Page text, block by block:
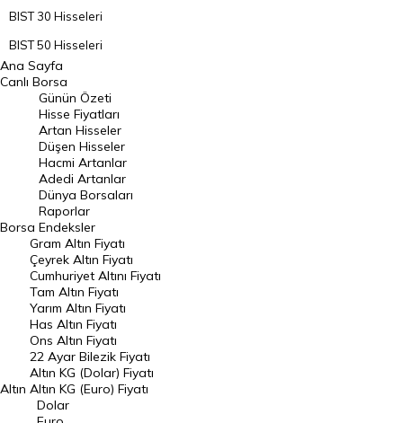
BIST 30 Hisseleri
BIST 50 Hisseleri
BIST 100 Hisseleri
En Çok Artan Hisseler
En Çok Düşen Hisseler
Hacmi Artanlar
Geçmiş Kapanışlar
Dünya Borsaları
Raporlar
Endeksler
DÖVİZ
Döviz Kuru
Dolar Kuru
Euro Kuru
Ana Sayfa
Canlı Borsa
Borsa
Günün Özeti
Hisse Fiyatları
Artan Hisseler
Düşen Hisseler
Hacmi Artanlar
Adedi Artanlar
Dünya Borsaları
Raporlar
Endeksler
Altın
Gram Altın Fiyatı
Çeyrek Altın Fiyatı
Cumhuriyet Altını Fiyatı
Tam Altın Fiyatı
Yarım Altın Fiyatı
Has Altın Fiyatı
Ons Altın Fiyatı
22 Ayar Bilezik Fiyatı
Altın KG (Dolar) Fiyatı
Altın KG (Euro) Fiyatı
Dolar